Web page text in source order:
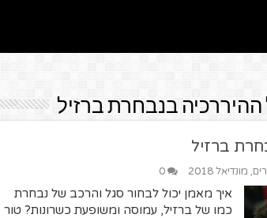
בנבחרת ברזיל
ברזיל
, מונדיאל 2018 0
איך מאמן יכול לבחור סגל והרכב של נבחרת
כמו של ברזיל, עמוסה ומשופעת כשרונות? טור